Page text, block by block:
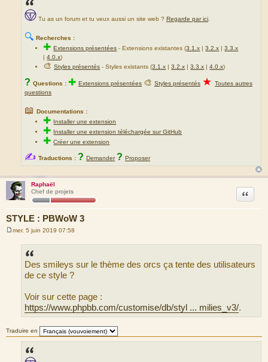
Tu as un forum et tu veux aussi un site web ? Regarde par ici.
🔍 Recherches :
✚Extensions présentées - Extensions existantes (3.1.x |3.2.x |3.3.x
|4.0.x)
🎨Styles présentés - Styles existants (3.1.x |3.2.x |3.3.x |4.0.x)
? Questions : ✚ Extensions présentées 🎨 Styles présentés ★ Toutes autres
questions
📖 Documentations :
✚ Installer une extension
✚ Installer une extension téléchargée sur GitHub
✚Créer une extension
✍ Traductions : ? Demander ? Proposer
Raphaël
Chef de projets
STYLE : PBWoW 3
Citation
mer. 5 juin 2019 07:58
Des smileys sur le thème des orcs ça tente des utilisateurs
de ce style ?
Voir sur cette page :
https://www.phpbb.com/customise/db/styl ... milies_v3/.
Traduire en